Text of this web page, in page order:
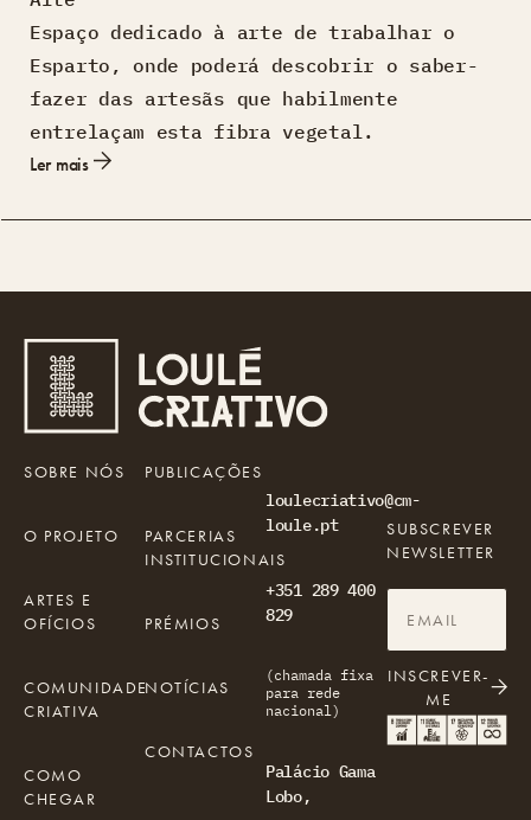
Espaço dedicado à arte de trabalhar o
Esparto, onde poderá descobrir o saber-
fazer das artesãs que habilmente
entrelaçam esta fibra vegetal.
Ler mais
loulecriativo@cm-
loule.pt
+351 289 400
829
(chamada fixa
para rede
nacional)
Palácio Gama
Lobo,
SOBRE NÓS
O PROJETO
ARTES E
OFÍCIOS
COMUNIDADE
CRIATIVA
COMO
CHEGAR
PUBLICAÇÕES
PARCERIAS
INSTITUCIONAIS
PRÉMIOS
NOTÍCIAS
CONTACTOS
SUBSCREVER
NEWSLETTER
INSCREVER-
ME